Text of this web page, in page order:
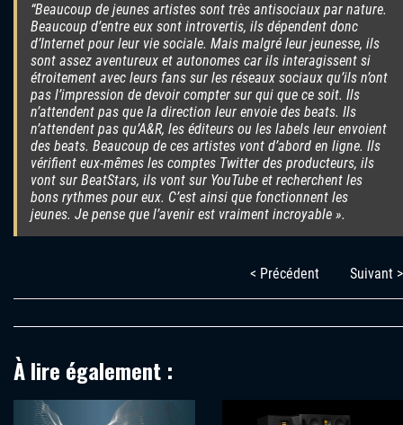
“Beaucoup de jeunes artistes sont très antisociaux par nature.
Beaucoup d’entre eux sont introvertis, ils dépendent donc
d’Internet pour leur vie sociale. Mais malgré leur jeunesse, ils
sont assez aventureux et autonomes car ils interagissent si
étroitement avec leurs fans sur les réseaux sociaux qu’ils n’ont
pas l’impression de devoir compter sur qui que ce soit. Ils
n’attendent pas que la direction leur envoie des beats. Ils
n’attendent pas qu’A&R, les éditeurs ou les labels leur envoient
des beats. Beaucoup de ces artistes vont d’abord en ligne. Ils
vérifient eux-mêmes les comptes Twitter des producteurs, ils
vont sur BeatStars, ils vont sur YouTube et recherchent les
bons rythmes pour eux. C’est ainsi que fonctionnent les
jeunes. Je pense que l’avenir est vraiment incroyable ».
< Précédent Suivant >
À lire également :